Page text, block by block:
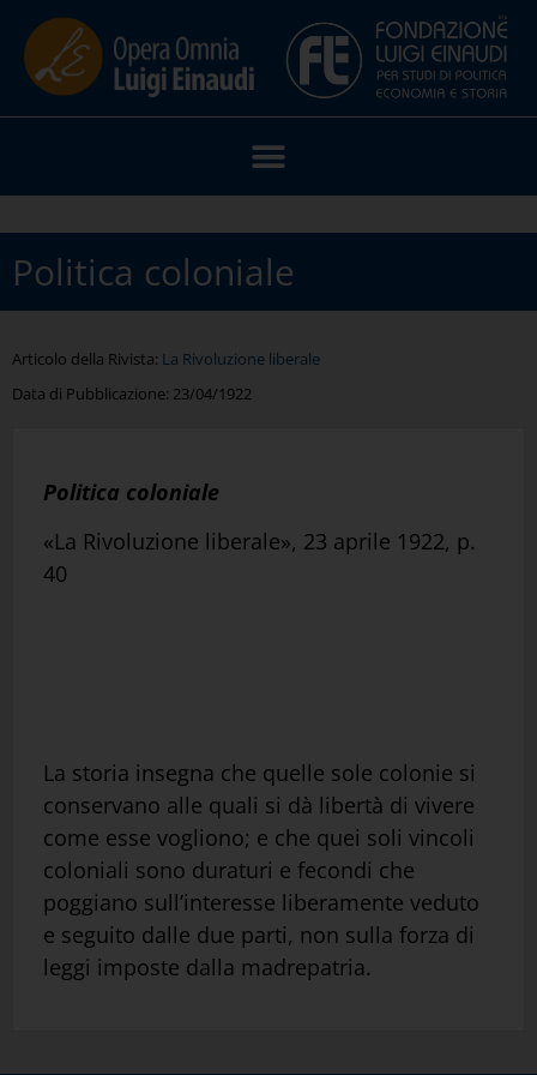
Politica coloniale
Articolo della Rivista: La Rivoluzione liberale
Data di Pubblicazione: 23/04/1922
Politica coloniale
«La Rivoluzione liberale», 23 aprile 1922, p.
40
La storia insegna che quelle sole colonie si
conservano alle quali si dà libertà di vivere
come esse vogliono; e che quei soli vincoli
coloniali sono duraturi e fecondi che
poggiano sull’interesse liberamente veduto
e seguito dalle due parti, non sulla forza di
leggi imposte dalla madrepatria.